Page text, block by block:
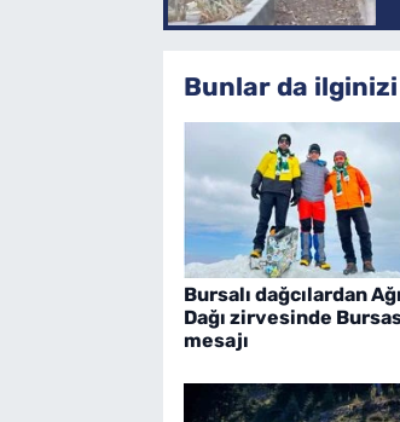
Bunlar da
Bursalı dağcılardan
Dağı zirvesinde
mesajı